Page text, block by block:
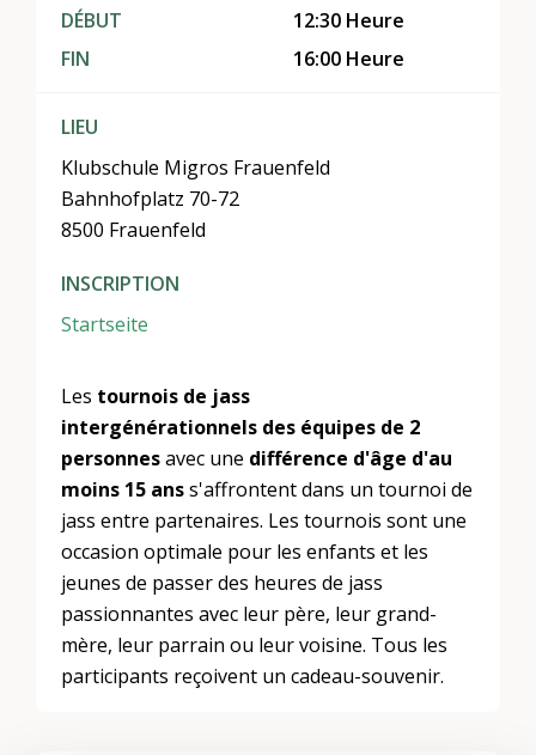
DÉBUT
FIN
12:30 Heure
16:00 Heure
LIEU
Klubschule Migros Frauenfeld
Bahnhofplatz 70-72
8500 Frauenfeld
INSCRIPTION
Startseite
Les tournois de jass
intergénérationnels des équipes de 2
personnesavec une différence d'âge d'au
moins 15 anss'affrontent dans un tournoi de
jass entre partenaires. Les tournois sont une
occasion optimale pour les enfants et les
jeunes de passer des heures de jass
passionnantes avec leur père, leur grand-
mère, leur parrain ou leur voisine. Tous les
participants reçoivent un cadeau-souvenir.